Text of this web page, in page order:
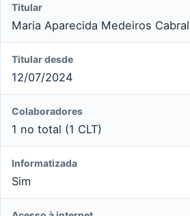
Titular
Maria Aparecida Medeiros
Titular desde
12/07/2024
Colaboradores
1 no total (1 CLT)
Informatizada
Sim